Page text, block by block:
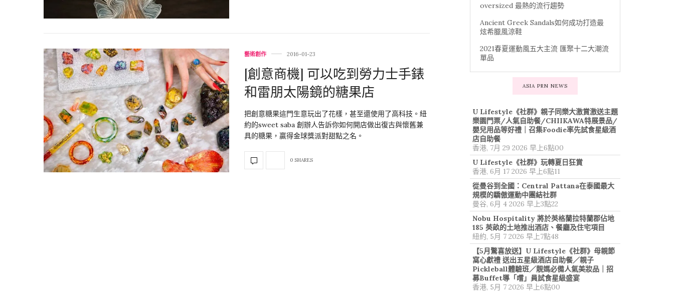
藝術創作 2016-01-23
[創意商機] 可以吃到勞力士手錶
和雷朋太陽鏡的糖果店
把創意糖果這門生意玩出了花樣，甚至還使用了高科技。紐
約的sweet saba 創辦人告訴你如何開店做出復古與懷舊兼
具的糖果，贏得金球獎派對甜點之名。
0 SHARES
oversized 最熱的流行趨勢
Ancient Greek Sandals如何成功打造最
炫希臘風涼鞋
2021春夏運動風五大主流 匯聚十二大潮流
單品
ASIA PRN NEWS
U Lifestyle《社群》親子同樂大激賞激送主題
樂園門票/人氣自助餐/CHIIKAWA特展景品/
嬰兒用品等好禮｜召集Foodie率先試食星級酒
店自助餐
香港, 7月 29 2026 早上6點00
U Lifestyle《社群》玩轉夏日狂賞
香港, 6月 17 2026 早上6點11
從曼谷到全國：Central Pattana在泰國最大
規模的驕傲運動中團結社群
曼谷, 6月 4 2026 早上3點22
Nobu Hospitality 將於英格蘭拉特蘭郡佔地
185 英畝的土地推出酒店、餐廳及住宅項目
紐約, 5月 7 2026 早上7點48
【5月驚喜放送】U Lifestyle《社群》母親節
窩心獻禮 送出五星級酒店自助餐／親子
Pickleball體驗班／靚媽必備人氣美妝品｜招
募Buffet導「嚐」員試食星級盛宴
香港, 5月 7 2026 早上6點00